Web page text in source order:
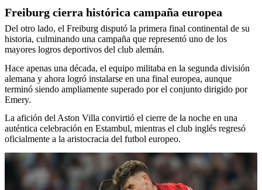
Freiburg cierra histórica campaña europea
Del otro lado, el Freiburg disputó la primera final continental de su
historia, culminando una campaña que representó uno de los
mayores logros deportivos del club alemán.
Hace apenas una década, el equipo militaba en la segunda división
alemana y ahora logró instalarse en una final europea, aunque
terminó siendo ampliamente superado por el conjunto dirigido por
Emery.
La afición del Aston Villa convirtió el cierre de la noche en una
auténtica celebración en Estambul, mientras el club inglés regresó
oficialmente a la aristocracia del futbol europeo.